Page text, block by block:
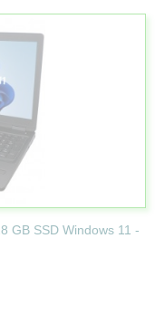
GB SSD Windows 11 -